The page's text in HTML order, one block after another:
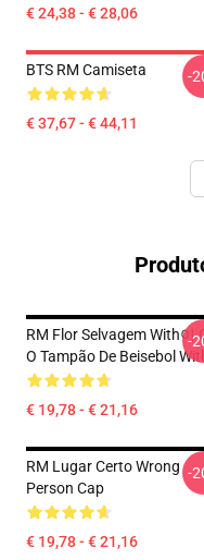
€ 24,38 - € 28,06
BTS RM Camiseta
€ 37,67 - € 44,11
-
RM Flor Selvagem With이
O Tampão De Beisebol With
€ 19,78 - € 21,16
-
RM Lugar Certo Wrong
Person Cap
€ 19,78 - € 21,16
-